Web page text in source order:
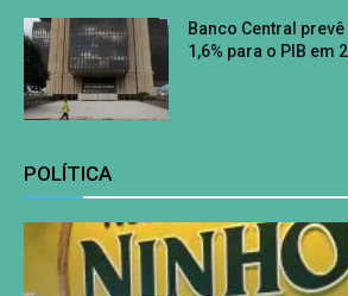
Banco Central
1,6% para o PIB em
POLÍTICA